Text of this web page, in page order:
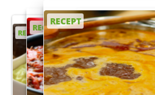
RECEPT
RECEPT
RECEPT
RECEPT
RECEPT